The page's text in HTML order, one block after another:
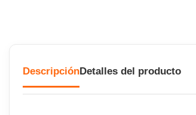
DescripciónDetalles del producto